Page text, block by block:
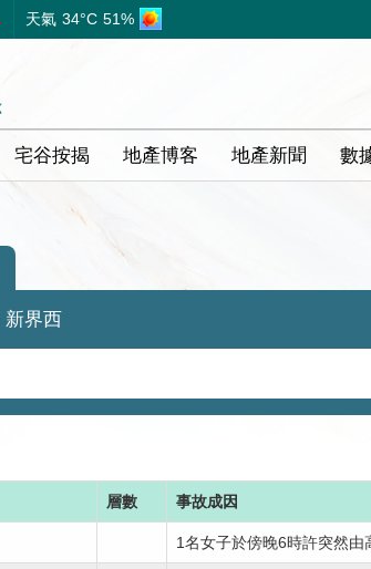
天氣 34°C 51%
宅谷按揭 地產博客 地產新聞 數
新界西
層數 事故成因
1名女子於傍晚6時許突然由